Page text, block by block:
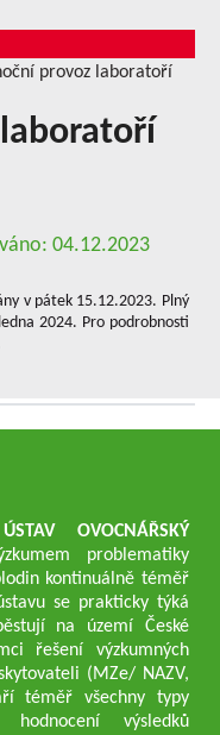
provoz laboratoří
04.12.2023
v pátek 15.12.2023. Plný
2024. Pro podrobnosti
OVOCNÁŘSKÝ
problematiky
kontinuálně téměř
se prakticky týká
na území České
řešení výzkumných
(MZe/ NAZV,
téměř všechny typy
hodnocení výsledků